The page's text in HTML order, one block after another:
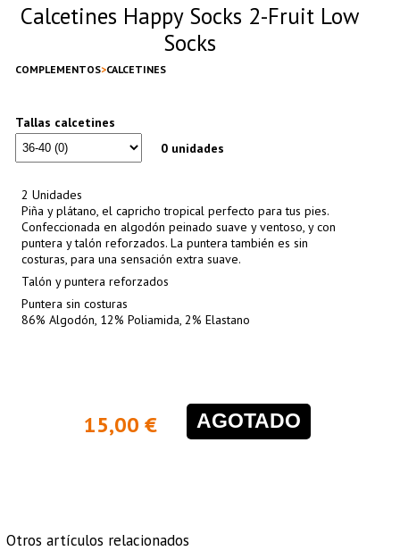
Calcetines Happy Socks 2-Fruit Low
Socks
COMPLEMENTOS CALCETINES
Tallas calcetines
0 unidades
2 Unidades
Piña y plátano, el capricho tropical perfecto para tus pies.
Confeccionada en algodón peinado suave y ventoso, y con
puntera y talón reforzados. La puntera también es sin
costuras, para una sensación extra suave.
Talón y puntera reforzados
Puntera sin costuras
86% Algodón, 12% Poliamida, 2% Elastano
15,00 € AGOTADO
Otros artículos relacionados